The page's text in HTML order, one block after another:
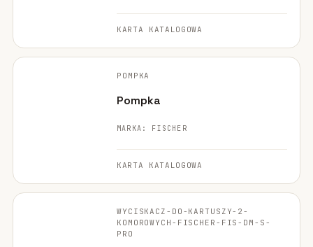
KARTA KATALOGOWA
FISCHER ·
ORYGINALNE ZDJĘCIE
POMPKA
Pompka
MARKA: FISCHER
KARTA KATALOGOWA
FISCHER ·
ORYGINALNE ZDJĘCIE
WYCISKACZ-DO-KARTUSZY-2-
KOMOROWYCH-FISCHER-FIS-DM-S-
PRO